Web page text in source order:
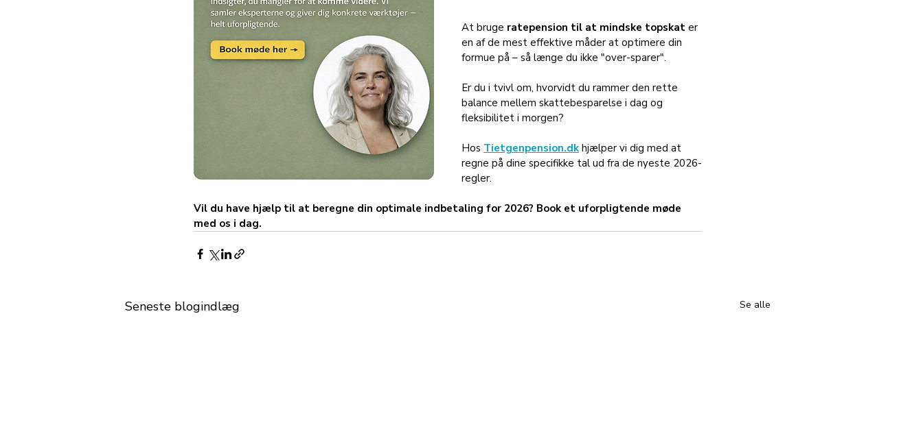
At bruge ratepension til at mindske topskat er
en af de mest effektive måder at optimere din
formue på – så længe du ikke "over-sparer".
Er du i tvivl om, hvorvidt du rammer den rette
balance mellem skattebesparelse i dag og
fleksibilitet i morgen?
Hos Tietgenpension.dk hjælper vi dig med at
regne på dine specifikke tal ud fra de nyeste 2026-
regler.
Vil du have hjælp til at beregne din optimale indbetaling for 2026? Book et uforpligtende møde
med os i dag.
Seneste blogindlæg Se alle